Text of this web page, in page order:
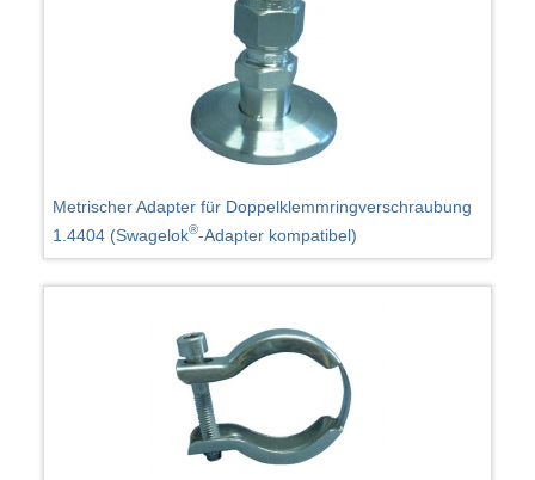
Metrischer Adapter für Doppelklemmringverschraubung
1.4404 (Swagelok®-Adapter kompatibel)